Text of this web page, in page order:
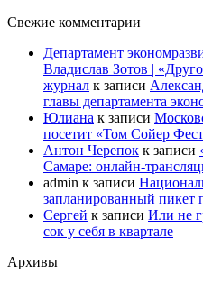
Свежие комментарии
Департамент
Владислав Зотов |
журнал к записи
главы департамента
Юлиана к записи
посетит «Том Сойер
Антон Черепок к записи
Самаре: онлайн-
admin к записи
запланированный пикет
Сергей к записи Или не
сок у себя в квартале
Архивы